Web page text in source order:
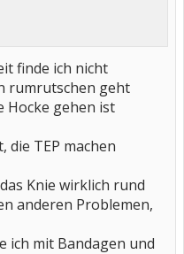
finde ich nicht
rumrutschen geht
Hocke gehen ist
die TEP machen
Knie wirklich rund
anderen Problemen,
ich mit Bandagen und